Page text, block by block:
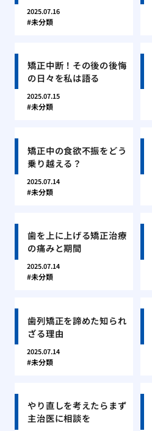
2025.07.16
未分類
矯正中断！その後の後悔
の日々を私は語る
2025.07.15
未分類
矯正中の食欲不振をどう
乗り越える？
2025.07.14
未分類
歯を上に上げる矯正治療
の痛みと期間
2025.07.14
未分類
歯列矯正を諦めた知られ
ざる理由
2025.07.14
未分類
やり直しを考えたらまず
主治医に相談を